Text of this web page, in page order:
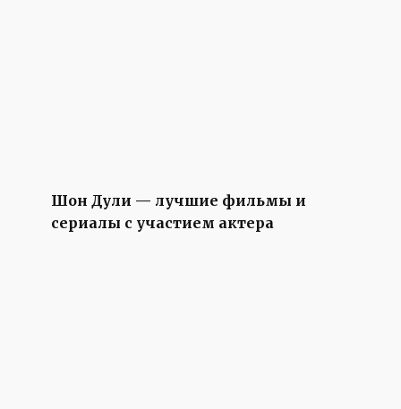
Шон Дули — лучшие фильмы и
сериалы с участием актера